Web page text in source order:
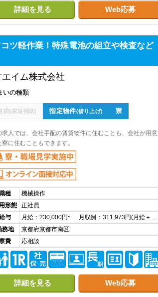
詳細を見る Web応募
ツ軽作業！特殊電池の組立や検査など
エイム株式会社
いの種類
由(家賃補助) 指定物件(借り上げ) 寮
求人では、会社手配の賃貸物件に住むことも、会社が用意
寮に住むこともできます。
種
機械操作
形態
正社員
与
月給：230,000円~ 月収例：311,973円(月給＋…
務地
京都府京都市南区
費
応相談
詳細を見る Web応募